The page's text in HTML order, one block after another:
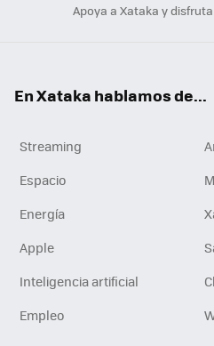
Apoya a Xataka y
En Xataka hablamos de...
Streaming
Espacio
Energía
Apple
Inteligencia artificial
Empleo